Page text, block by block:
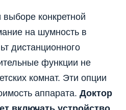
конкретной
на шумность в
дистанционного
функции не
комнат. Эти опции
аппарата. Доктор